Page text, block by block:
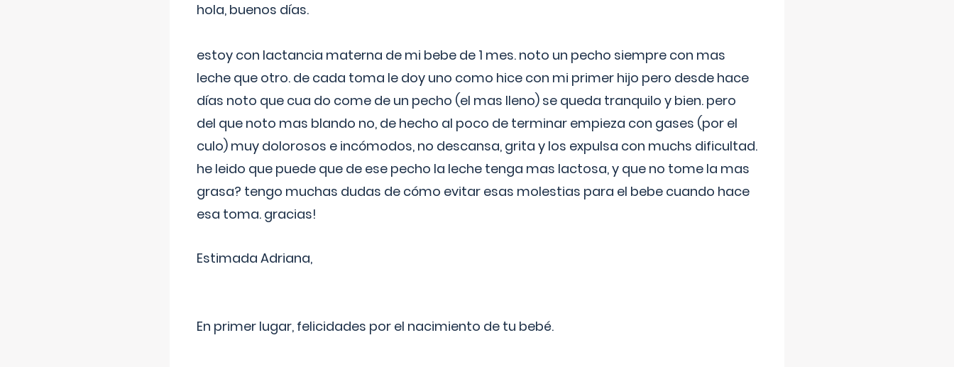
hola, buenos días.
estoy con lactancia materna de mi bebe de 1 mes. noto un pecho siempre con mas
leche que otro. de cada toma le doy uno como hice con mi primer hijo pero desde hace
días noto que cua do come de un pecho (el mas lleno) se queda tranquilo y bien. pero
del que noto mas blando no, de hecho al poco de terminar empieza con gases (por el
culo) muy dolorosos e incómodos, no descansa, grita y los expulsa con muchs dificultad.
he leido que puede que de ese pecho la leche tenga mas lactosa, y que no tome la mas
grasa? tengo muchas dudas de cómo evitar esas molestias para el bebe cuando hace
esa toma. gracias!
Estimada Adriana,
En primer lugar, felicidades por el nacimiento de tu bebé.